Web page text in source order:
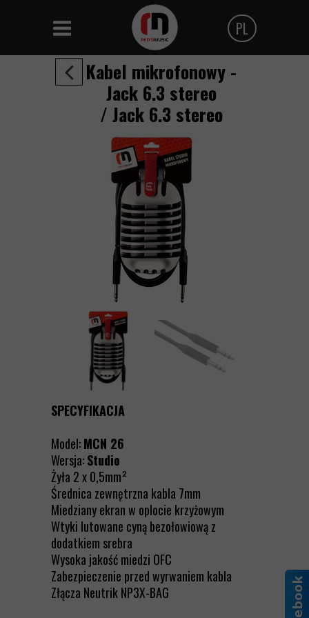
PL
Polski
Kabel mikrofonowy -
Jack 6.3 stereo
/ Jack 6.3 stereo
SPECYFIKACJA
Model:MCN 26
Wersja:Studio
Żyła 2 x 0,5mm²
Średnica zewnętrzna kabla 7mm
Miedziany ekran w oplocie krzyżowym
Wtyki lutowane cyną bezołowiową z
dodatkiem srebra
Wysoka jakość miedzi OFC
Zabezpieczenie przed wyrwaniem kabla
Złącza Neutrik NP3X-BAG